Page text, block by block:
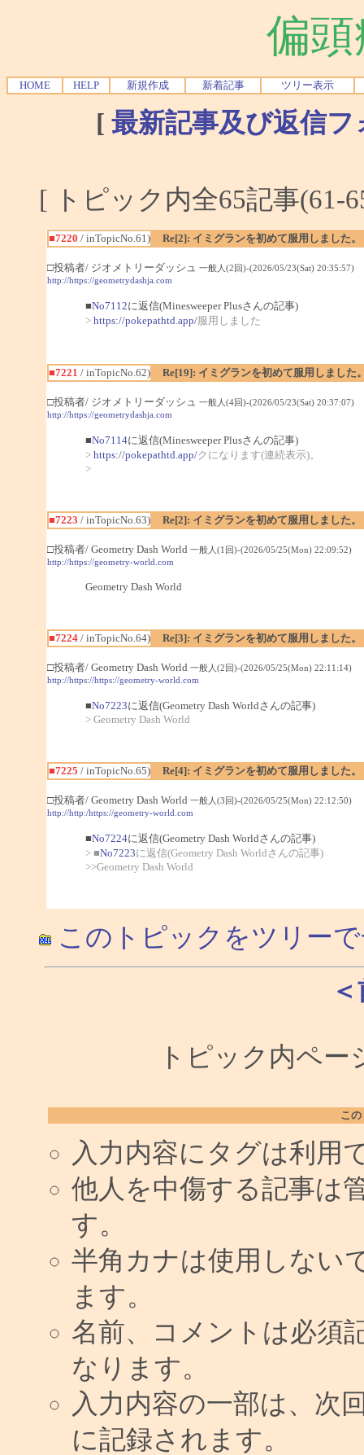
偏
HOME HELP 新規作成 新着記事 ツリー表示
[ 最新記事及び返信
[ トピック内全65記事
■7220 / inTopicNo.61) Re[2]: イミグランを初めて服用しました。
□投稿者/ ジオメトリーダッシュ 一般人(2回)-(2026/05/23(Sat) 20:35:57)
http://https://geometrydashja.com
■No7112に返信(Minesweeper Plusさんの記事)
> https://pokepathtd.app/服用しました
■7221 / inTopicNo.62) Re[19]: イミグランを初めて服用しました
□投稿者/ ジオメトリーダッシュ 一般人(4回)-(2026/05/23(Sat) 20:37:07)
http://https://geometrydashja.com
■No7114に返信(Minesweeper Plusさんの記事)
> https://pokepathtd.app/クになります(連続表示)。
>
■7223 / inTopicNo.63) Re[2]: イミグランを初めて服用しました。
□投稿者/ Geometry Dash World 一般人(1回)-(2026/05/25(Mon) 22:09:52)
http://https://geometry-world.com
Geometry Dash World
■7224/ inTopicNo.64) Re[3]: イミグランを初めて服用しました。
□投稿者/ Geometry Dash World 一般人(2回)-(2026/05/25(Mon) 22:11:14)
http://https://https://geometry-world.com
■No7223に返信(Geometry Dash Worldさんの記事)
> Geometry Dash World
■7225 / inTopicNo.65) Re[4]: イミグランを初めて服用しました。
□投稿者/ Geometry Dash World 一般人(3回)-(2026/05/25(Mon) 22:12:50)
http://http:/https://geometry-world.com
■No7224に返信(Geometry Dash Worldさんの記事)
> ■No7223に返信(Geometry Dash Worldさんの記事)
>>Geometry Dash World
このトピックをツリー
トピック内ペー
こ
入力内容にタグは利用
他人を中傷する記事は
す。
半角カナは使用しない
ます。
名前、コメントは必須
なります。
入力内容の一部は、次
に記録されます。